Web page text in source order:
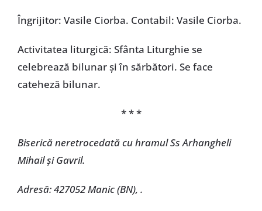
Îngrijitor: Vasile Ciorba. Contabil: Vasile Ciorba.
Activitatea liturgică: Sfânta Liturghie se
celebrează bilunar și în sărbători. Se face
cateheză bilunar.
* * *
Biserică neretrocedată cu hramul Ss Arhangheli
Mihail și Gavril.
Adresă: 427052 Manic (BN), .